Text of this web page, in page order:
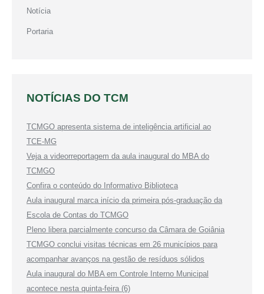
Notícia
Portaria
NOTÍCIAS DO TCM
TCMGO apresenta sistema de inteligência artificial ao
TCE-MG
Veja a videorreportagem da aula inaugural do MBA do
TCMGO
Confira o conteúdo do Informativo Biblioteca
Aula inaugural marca início da primeira pós-graduação da
Escola de Contas do TCMGO
Pleno libera parcialmente concurso da Câmara de Goiânia
TCMGO conclui visitas técnicas em 26 municípios para
acompanhar avanços na gestão de resíduos sólidos
Aula inaugural do MBA em Controle Interno Municipal
acontece nesta quinta-feira (6)